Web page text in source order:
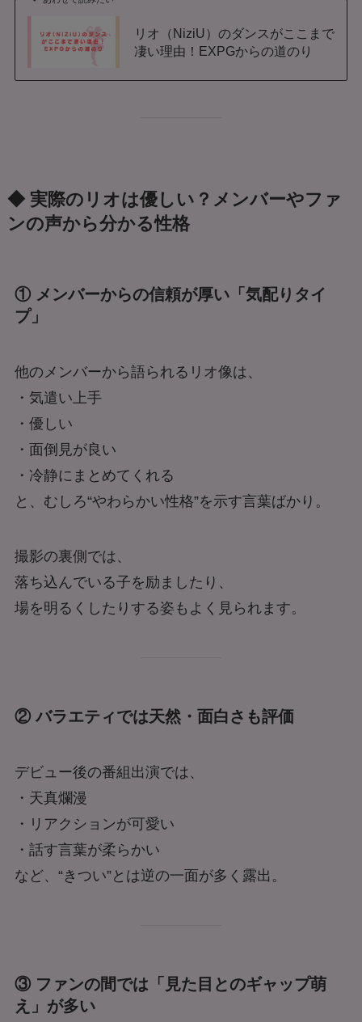
リオ（NiziU）のダンスがここまで
凄い理由！EXPGからの道のり
◆ 実際のリオは優しい？メンバーやファ
ンの声から分かる性格
① メンバーからの信頼が厚い「気配りタイ
プ」
他のメンバーから語られるリオ像は、
・気遣い上手
・優しい
・面倒見が良い
・冷静にまとめてくれる
と、むしろ“やわらかい性格”を示す言葉ばかり。
撮影の裏側では、
落ち込んでいる子を励ましたり、
場を明るくしたりする姿もよく見られます。
② バラエティでは天然・面白さも評価
デビュー後の番組出演では、
・天真爛漫
・リアクションが可愛い
・話す言葉が柔らかい
など、“きつい”とは逆の一面が多く露出。
③ ファンの間では「見た目とのギャップ萌
え」が多い